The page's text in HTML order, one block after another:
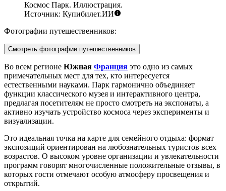
Космос Парк. Иллюстрация.
Источник: Купибилет.ИИ
Фотографии путешественников:
Смотреть фотографии путешественников
Во всем регионе Южная Франция это одно из самых
примечательных мест для тех, кто интересуется
естественными науками. Парк гармонично объединяет
функции классического музея и интерактивного центра,
предлагая посетителям не просто смотреть на экспонаты, а
активно изучать устройство космоса через эксперименты и
визуализации.
Это идеальная точка на карте для семейного отдыха: формат
экспозиций ориентирован на любознательных туристов всех
возрастов. О высоком уровне организации и увлекательности
программ говорят многочисленные положительные отзывы, в
которых гости отмечают особую атмосферу просвещения и
открытий.